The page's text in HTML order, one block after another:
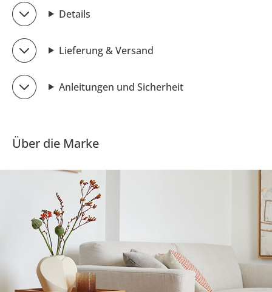
Details
Lieferung & Versand
Anleitungen und Sicherheit
Über die Marke